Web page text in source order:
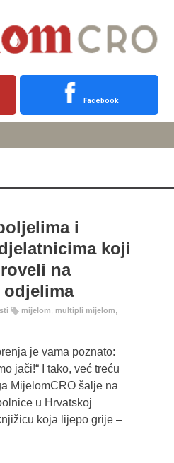
Facebook
i
koji
na
odjelima
mijelom multipli mijelom
je vama poznato:
jači!“ I tako, već treću
MijelomCRO šalje na
u Hrvatskoj
koja lijepo grije –